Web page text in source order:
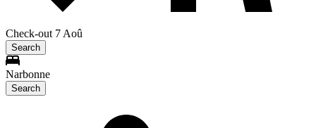
Check-out 7 Aoû
Search
Narbonne
Search